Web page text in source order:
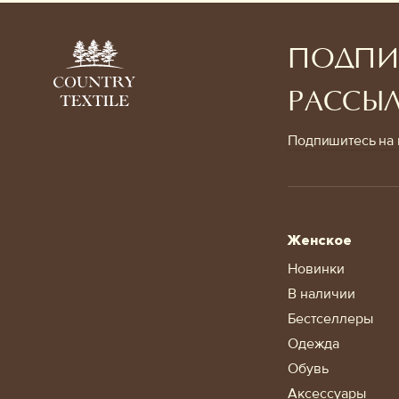
Украшения
Подпишитесь на
Женское
Новинки
В наличии
Бестселлеры
Одежда
Обувь
Аксессуары